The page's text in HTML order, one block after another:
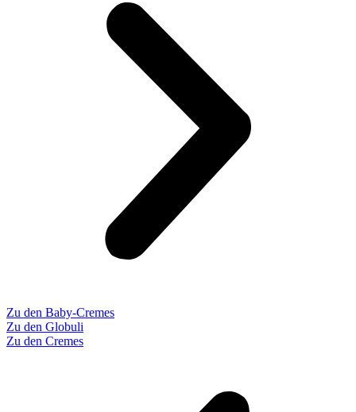
Zu den Baby-Cremes
Zu den Globuli
Zu den Cremes